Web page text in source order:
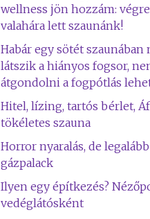
wellness jön hozzám: végre
valahára lett szaunánk!
Habár egy sötét szaunában
látszik a hiányos fogsor,
átgondolni a fogpótlás
Hitel, lízing, tartós bérlet,
tökéletes szauna
Horror nyaralás, de
gázpalack
Ilyen egy építkezés?
vedéglátósként